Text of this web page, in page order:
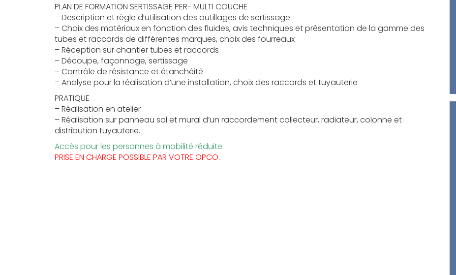
PLAN DE FORMATION SERTISSAGE PER- MULTI COUCHE
– Description et règle d’utilisation des outillages de sertissage
– Choix des matériaux en fonction des fluides, avis techniques et présentation de la gamme des
tubes et raccords de différentes marques, choix des fourreaux
– Réception sur chantier tubes et raccords
– Découpe, façonnage, sertissage
– Contrôle de résistance et étanchéité
– Analyse pour la réalisation d’une installation, choix des raccords et tuyauterie
PRATIQUE
– Réalisation en atelier
– Réalisation sur panneau sol et mural d’un raccordement collecteur, radiateur, colonne et
distribution tuyauterie.
Accès pour les personnes à mobilité réduite.
PRISE EN CHARGE POSSIBLE PAR VOTRE OPCO.